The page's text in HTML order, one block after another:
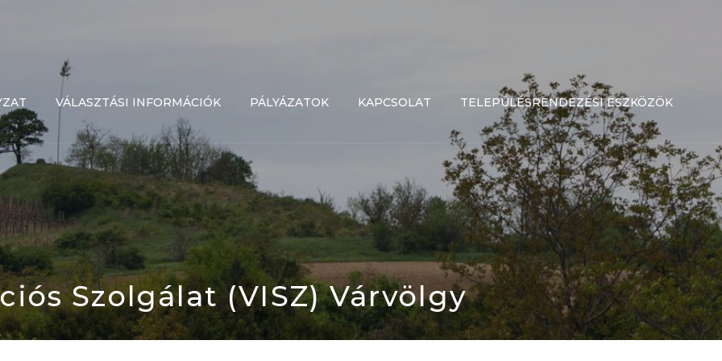
VÁLASZTÁSI INFORMÁCIÓK PÁLYÁZATOK KAPCSOLAT TELEPÜLÉSRENDEZÉSI ESZKÖZÖK
Szolgálat (VISZ) Várvölgy